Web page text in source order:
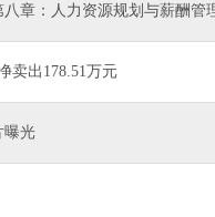
章：人力资源规划与薪酬管
卖出178.51万元
曝光